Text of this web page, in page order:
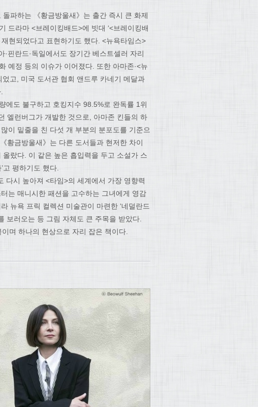
파하는 《황금방울새》는 출간 즉시 큰 화제
드라마 <브레이킹배드>에 빗대 ‘<브레이킹배
재현되었다고 표현하기도 했다. <뉴욕타임스>
핀란드·독일에서도 장기간 베스트셀러 자리
예정 등의 이슈가 이어졌다. 또한 아마존·<뉴
고, 미국 도서관 협회 앤드루 카네기 메달과
에도 불구하고 호킹지수 98.5%로 완독률 1위
엘런버그가 개발한 것으로, 아마존 킨들의 하
이 밑줄을 친 다섯 개 부분의 분포도를 기준으
황금방울새》는 다른 도서들과 현저한 차이
랐다. 이 같은 높은 흡입력을 두고 소설가 스
고 평하기도 했다.
다시 높아져 <타임>의 세계에서 가장 영향력
는 매니시한 패션을 고수하는 그녀에게 영감
뉴욕 프릭 컬렉션 미술관이 마련한 ‘네덜란드
보러오는 등 그림 자체도 큰 주목을 받았다.
며 하나의 현상으로 자리 잡은 책이다.